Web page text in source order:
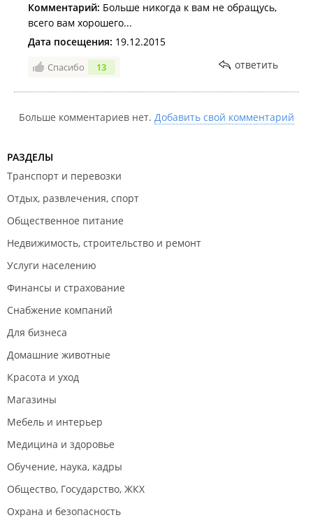
Комментарий: Больше никогда к вам не обращусь,
всего вам хорошего...
Дата посещения: 19.12.2015
Спасибо 13 ответить
Больше комментариев нет. Добавить свой комментарий
РАЗДЕЛЫ
Транспорт и перевозки
Отдых, развлечения, спорт
Общественное питание
Недвижимость, строительство и ремонт
Услуги населению
Финансы и страхование
Снабжение компаний
Для бизнеса
Домашние животные
Красота и уход
Магазины
Мебель и интерьер
Медицина и здоровье
Обучение, наука, кадры
Общество, Государство, ЖКХ
Охрана и безопасность